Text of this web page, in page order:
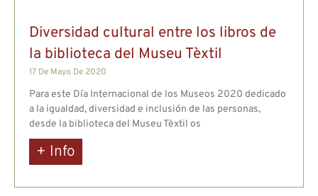
Diversidad cultural entre los libros de
la biblioteca del Museu Tèxtil
17 De Mayo De 2020
Para este Día Internacional de los Museos 2020 dedicado
a la igualdad, diversidad e inclusión de las personas,
desde la biblioteca del Museu Tèxtil os
+ Info